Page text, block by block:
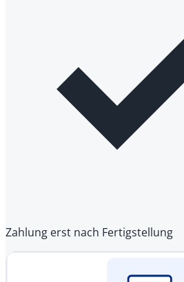
Zahlung erst nach Fertigstellung